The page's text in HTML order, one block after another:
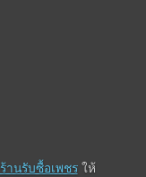
ร้านรับซื้อเพชรให้